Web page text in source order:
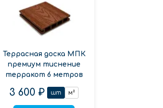
Террасная доска МПК
премиум тиснение
терракот 6 метров
3 600 ₽ шт м²